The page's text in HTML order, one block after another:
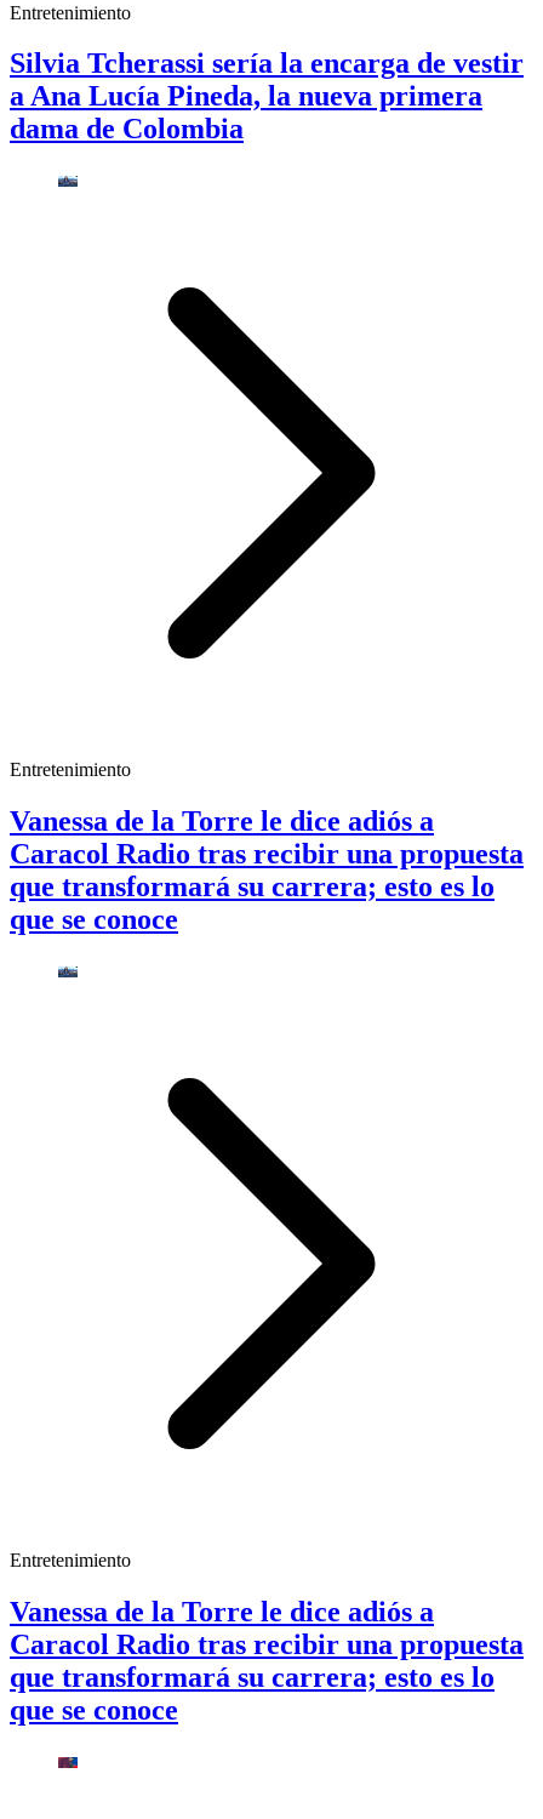
Entretenimiento
Silvia Tcherassi sería la encarga de vestir
a Ana Lucía Pineda, la nueva primera
dama de Colombia
Entretenimiento
Vanessa de la Torre le dice adiós a
Caracol Radio tras recibir una propuesta
que transformará su carrera; esto es lo
que se conoce
Entretenimiento
Vanessa de la Torre le dice adiós a
Caracol Radio tras recibir una propuesta
que transformará su carrera; esto es lo
que se conoce